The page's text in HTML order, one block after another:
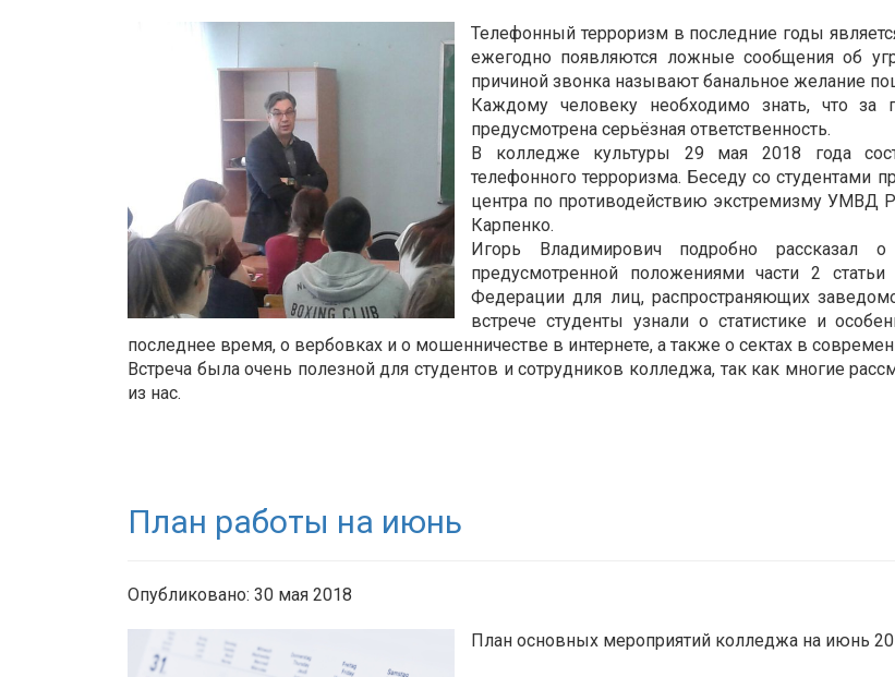
Телефонный терроризм в последние годы
ежегодно появляются ложные сообщения об
причиной звонка называют банальное желание
Каждому человеку необходимо знать, что
предусмотрена серьёзная ответственность.
В колледже культуры 29 мая 2018 года
телефонного терроризма. Беседу со
центра по противодействию экстремизму УМВД
Карпенко.
Игорь Владимирович подробно рассказал о
предусмотренной положениями части 2
Федерации для лиц, распространяющих
встрече студенты узнали о статистике и
последнее время, о вербовках и о мошенничестве в интернете, а также о сектах в
Встреча была очень полезной для студентов и сотрудников колледжа, так как многие
из нас.
План работы на июнь
Опубликовано: 30 мая 2018
План основных мероприятий колледжа на июнь